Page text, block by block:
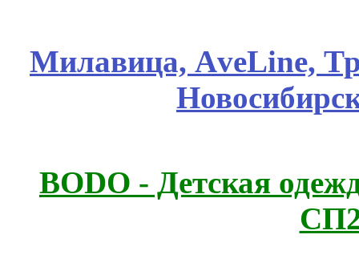
Милавица, АveLine,
BODO - Детская